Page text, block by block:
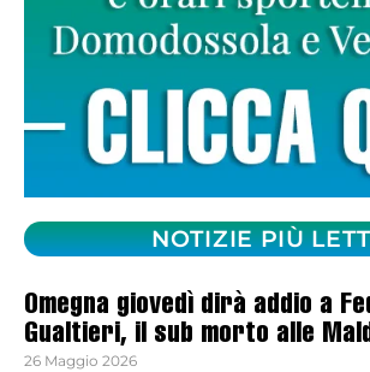
NOTIZIE PIÙ
Omegna giovedì dirà addio a
Gualtieri, il sub morto alle
26 Maggio 2026